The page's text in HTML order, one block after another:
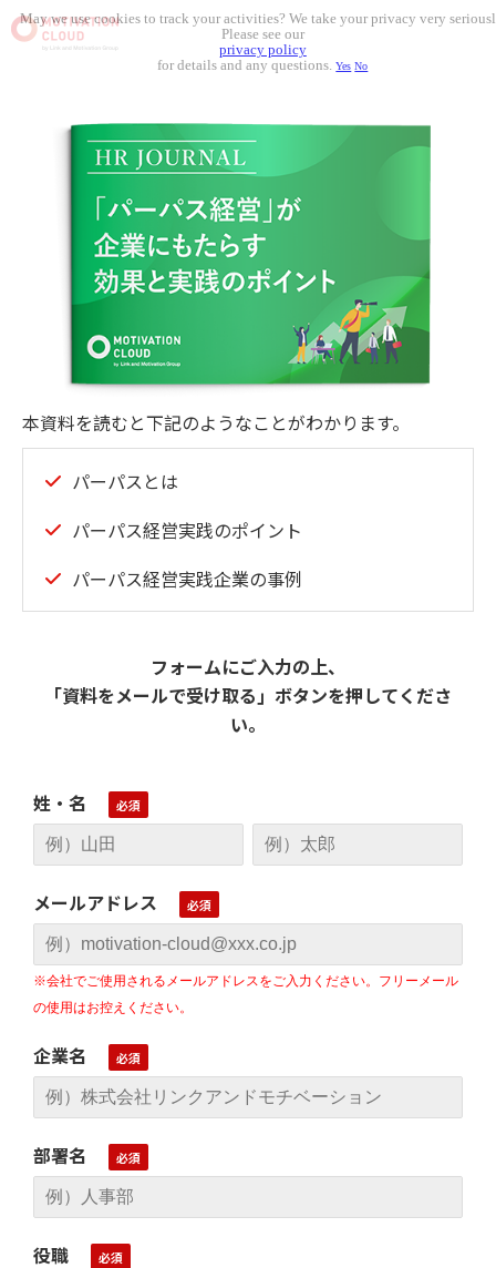
本資料を読むと下記のようなことがわかります。
パーパスとは
パーパス経営実践のポイント
パーパス経営実践企業の事例
フォームにご入力の上、
「資料をメールで受け取る」ボタンを押してくださ
い。
姓・名
メールアドレス
※会社でご使用されるメールアドレスをご入力ください。フリーメール
の使用はお控えください。
企業名
部署名
役職
May we use cookies to track your activities? We take your privacy very
Please see our
privacy policy
for details and any questions.Yes No